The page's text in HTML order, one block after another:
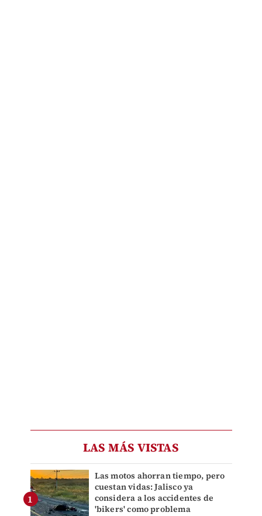
LAS MÁS VISTAS
Las motos ahorran tiempo, pero
cuestan vidas: Jalisco ya
considera a los accidentes de
'bikers' como problema